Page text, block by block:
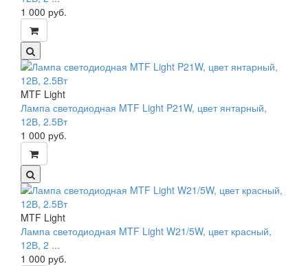
1 000 руб.
MTF Light
Лампа светодиодная MTF Light P21W, цвет янтарный,
12В, 2.5Вт
1 000 руб.
MTF Light
Лампа светодиодная MTF Light W21/5W, цвет красный,
12В, 2 ...
1 000 руб.